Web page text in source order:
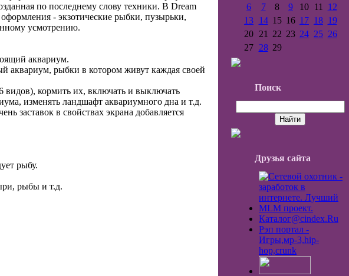
по последнему слову техники. В Dream
- экзотические рыбки, пузырьки,
усмотрению.
аквариум.
аквариум, рыбки в котором живут каждая своей
видов), кормить их, включать и выключать
изменять ландшафт аквариумного дна и т.д.
заставок в свойствах экрана добавляется
рыбу.
рыбы и т.д.
6
7 8 9 10 11
12
13 14 15 16 17 18 19
20 21 22 23 24 25 26
27 28 29
Поиск
Друзья сайта
Каталог@cindex.Ru
Рэп портал -
Игры,мp-3,hip-
hop,crunk